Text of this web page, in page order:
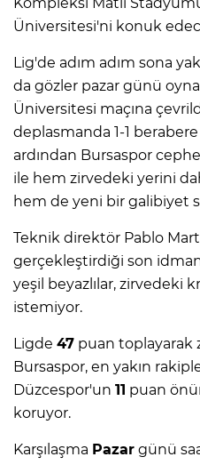
Üniversitesi'ni konuk
Lig'de adım adım sona
da gözler pazar günü
Üniversitesi maçına
deplasmanda 1-1 berabere
ardından Bursaspor
ile hem zirvedeki yerini
hem de yeni bir galibiyet
Teknik direktör Pablo
gerçekleştirdiği son
yeşil beyazlılar, zirvedeki
istemiyor.
Ligde 47 puan toplayarak
Bursaspor, en yakın
Düzcespor'un 11 puan
koruyor.
Karşılaşma Pazar günü